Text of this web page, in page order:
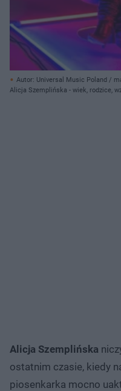
Autor: Universal Music Poland /
Alicja Szemplińska - wiek, rodzice,
Alicja Szemplińska
ostatnim czasie, kiedy
piosenkarka mocno